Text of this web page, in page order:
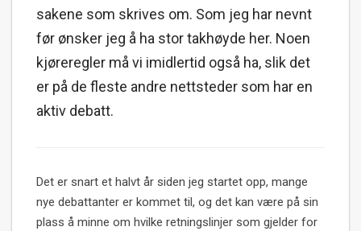
sakene som skrives om. Som jeg har nevnt
før ønsker jeg å ha stor takhøyde her. Noen
kjøreregler må vi imidlertid også ha, slik det
er på de fleste andre nettsteder som har en
aktiv debatt.
Det er snart et halvt år siden jeg startet opp, mange
nye debattanter er kommet til, og det kan være på sin
plass å minne om hvilke retningslinjer som gjelder for